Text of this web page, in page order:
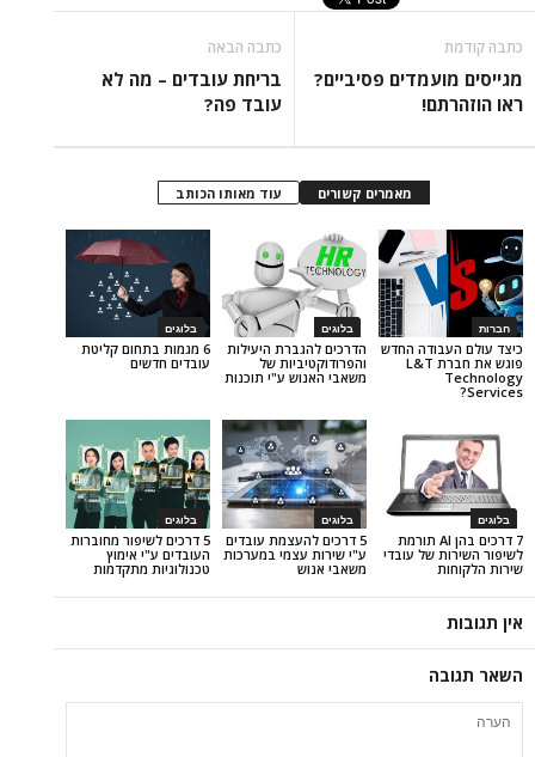
פסיביים?
בריחת עובדים – מה לא
עוד מאותו הכותב
בלוגים
6 מגמות בתחום קליטת
עובדים חדשים
בלוגים
הדרכים להגברת היעילות
והפרודוקטיביות של
משאבי האנוש ע"י תוכנות
החדש
פוגש את חברת L&T
5 דרכים לשיפור מחוברות
העובדים ע"י אימוץ
טכנולוגיות מתקדמות
בלוגים
5 דרכים להעצמת עובדים
ע"י שירות עצמי במערכות
משאבי אנוש
7 דרכים בהן AI תורמת
של עובדי